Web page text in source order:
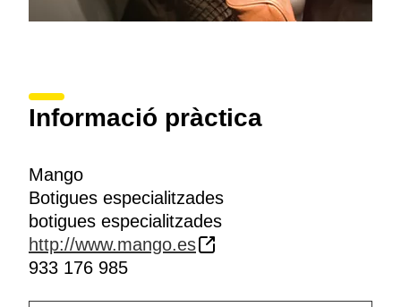
Informació pràctica
Mango
Botigues especialitzades
botigues especialitzades
http://www.mango.es
933 176 985